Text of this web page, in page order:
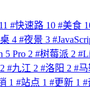
11 #快速路 10 #美食
4 #夜景 3 #
5 Pro 2 #树莓派 2 #
2 #九江 2 #洛阳 2 #
1 #站点 1 #更新 1 #